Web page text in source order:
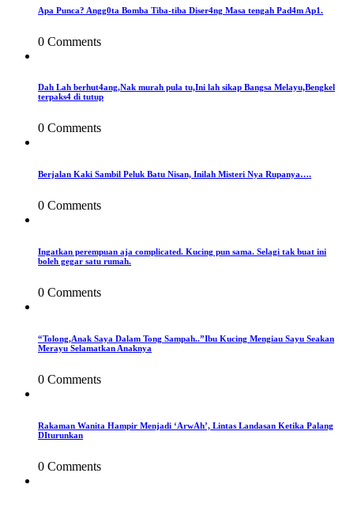
Apa Punca? Angg0ta Bomba Tiba-tiba Diser4ng Masa tengah Pad4m Ap1.
0 Comments
Dah Lah berhut4ang,Nak murah pula tu,Ini lah sikap Bangsa Melayu,Bengkel
terpaks4 di tutup
0 Comments
Berjalan Kaki Sambil Peluk Batu Nisan, Inilah Misteri Nya Rupanya….
0 Comments
Ingatkan perempuan aja complicated. Kucing pun sama. Selagi tak buat ini
boleh gegar satu rumah.
0 Comments
“Tolong,Anak Saya Dalam Tong Sampah..”Ibu Kucing Mengiau Sayu Seakan
Merayu Selamatkan Anaknya
0 Comments
Rakaman Wanita Hampir Menjadi ‘ArwAh’, Lintas Landasan Ketika Palang
DIturunkan
0 Comments